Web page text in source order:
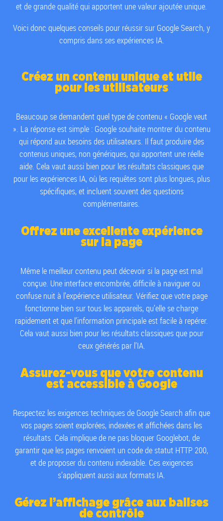
et de grande qualité qui apportent une valeur ajoutée unique.
Voici donc quelques conseils pour réussir sur Google Search, y
compris dans ses expériences IA.
Créez un contenu unique et utile
pour les utilisateurs
Beaucoup se demandent quel type de contenu « Google veut
». La réponse est simple : Google souhaite montrer du contenu
qui répond aux besoins des utilisateurs. Il faut produire des
contenus uniques, non génériques, qui apportent une réelle
aide. Cela vaut aussi bien pour les résultats classiques que
pour les expériences IA, où les requêtes sont plus longues, plus
spécifiques, et incluent souvent des questions
complémentaires.
Offrez une excellente expérience
sur la page
Même le meilleur contenu peut décevoir si la page est mal
conçue. Une interface encombrée, difficile à naviguer ou
confuse nuit à l’expérience utilisateur. Vérifiez que votre page
fonctionne bien sur tous les appareils, qu’elle se charge
rapidement et que l’information principale est facile à repérer.
Cela vaut aussi bien pour les résultats classiques que pour
ceux générés par l’IA.
Assurez-vous que votre contenu
est accessible à Google
Respectez les exigences techniques de Google Search afin que
vos pages soient explorées, indexées et affichées dans les
résultats. Cela implique de ne pas bloquer Googlebot, de
garantir que les pages renvoient un code de statut HTTP 200,
et de proposer du contenu indexable. Ces exigences
s’appliquent aussi aux formats IA.
Gérez l’affichage grâce aux balises
de contrôle